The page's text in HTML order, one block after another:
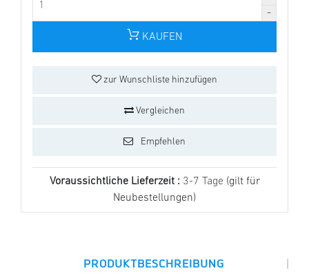
KAUFEN
zur Wunschliste hinzufügen
Vergleichen
Empfehlen
Voraussichtliche Lieferzeit : 3-7 Tage (gilt für
Neubestellungen)
PRODUKTBESCHREIBUNG |